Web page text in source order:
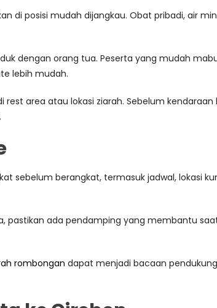
di posisi mudah dijangkau. Obat pribadi, air
dengan orang tua. Peserta yang mudah
lebih mudah.
area atau lokasi ziarah. Sebelum kendaraan
sebelum berangkat, termasuk jadwal, lokasi
pastikan ada pendamping yang membantu
rombongan dapat menjadi bacaan